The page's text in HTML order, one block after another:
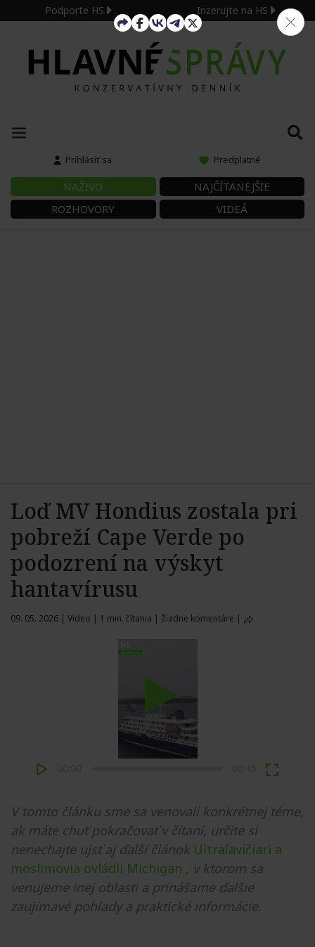
Podporte HS Inzerujte na HS
Prihlásiť sa Predplatné
NAŽIVO
NAJČÍTANEJŠIE
ROZHOVORY
VIDEÁ
Loď MV Hondius zostala pri
pobreží Cape Verde po
podozrení na výskyt
hantavírusu
09. 05. 2026 | Video | 1 min. čítania | Žiadne komentáre |
Play
V tomto článku sme sa venovali konkrétnej téme,
ak máte chuť pokračovať v čítaní, určite si
nenechajte ujsť aj ďalší článok Ultraľavičiari a
moslimovia ovládli Michigan , v ktorom sa
venujeme inej oblasti a prinášame ďalšie
zaujímavé pohľady a praktické informácie.